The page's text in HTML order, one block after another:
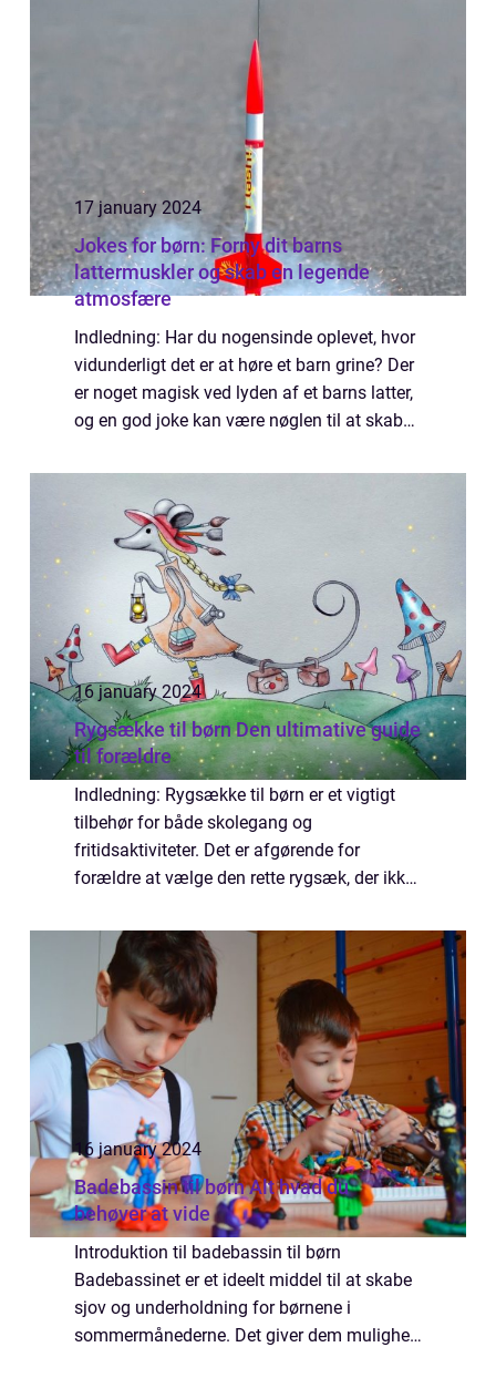
17 january 2024
Jokes for børn: Forny dit barns
lattermuskler og skab en legende
atmosfære
Indledning: Har du nogensinde oplevet, hvor
vidunderligt det er at høre et barn grine? Der
er noget magisk ved lyden af et barns latter,
og en god joke kan være nøglen til at skabe
en skatkiste a...
16 january 2024
Rygsække til børn Den ultimative guide
til forældre
Indledning: Rygsække til børn er et vigtigt
tilbehør for både skolegang og
fritidsaktiviteter. Det er afgørende for
forældre at vælge den rette rygsæk, der ikke
støtter deres helbred og sikkerhed. I denne
arti...
16 january 2024
Badebassin til børn Alt hvad du
behøver at vide
Introduktion til badebassin til børn
Badebassinet er et ideelt middel til at skabe
sjov og underholdning for børnene i
sommermånederne. Det giver dem mulighed